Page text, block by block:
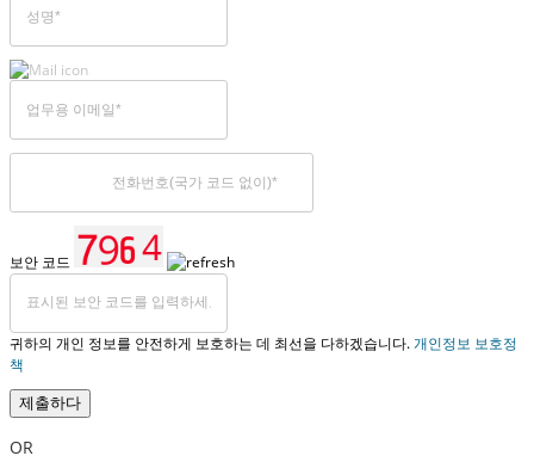
보안 코드
귀하의 개인 정보를 안전하게 보호하는 데 최선을 다하겠습니다.개인정보 보호정
책
제출하다
OR